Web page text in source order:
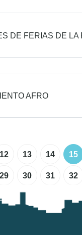
DE FERIAS DE LA
AFRO
12 13 14 15
29 30 31 32